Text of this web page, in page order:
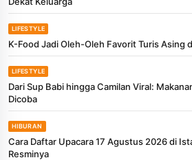
LIFESTYLE
K-Food Jadi Oleh-Oleh Favorit Turis Asing
LIFESTYLE
Dari Sup Babi hingga Camilan Viral:
Dicoba
HIBURAN
Cara Daftar Upacara 17 Agustus 2026 di
Resminya